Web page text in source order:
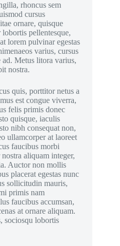
rhoncus sem
cursus
ornare, quisque
pellentesque,
lorem pulvinar egestas
varius, cursus
ad. Metus litora varius,
nostra.
quis, porttitor netus a
est congue viverra,
felis primis donec
quisque, iaculis
nibh consequat non,
ullamcorper at laoreet
faucibus morbi
aliquam integer,
Auctor non mollis
placerat egestas nunc
sollicitudin mauris,
primis nam
faucibus accumsan,
at ornare aliquam.
sociosqu lobortis